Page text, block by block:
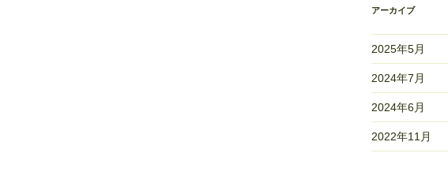
アーカイブ
2025年5月
2024年7月
2024年6月
2022年11月